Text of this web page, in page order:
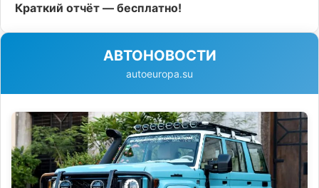
Краткий отчёт — бесплатно!
АВТОНОВОСТИ
autoeuropa.su